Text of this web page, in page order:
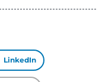
LinkedIn